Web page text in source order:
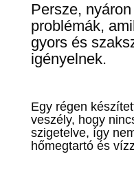
Persze,
problémák,
gyors és
igényelnek.
Egy régen
veszély, hogy
szigetelve, így
hőmegtartó és